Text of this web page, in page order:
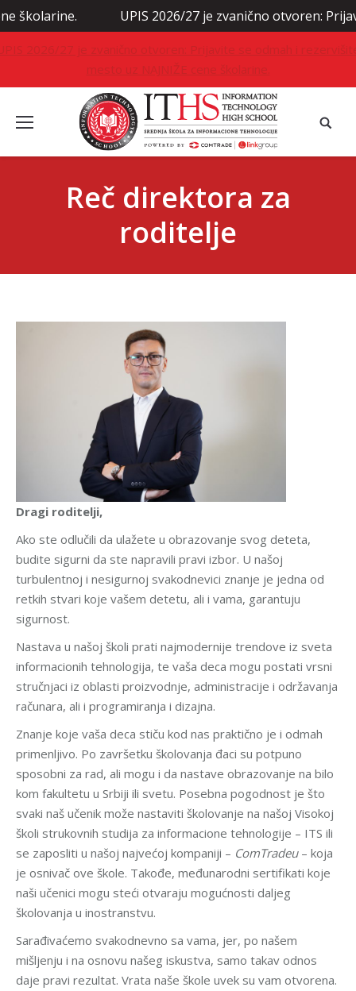
UPIS 2026/27 je zvanično otvoren: Prijavite se
2026/27 je zvanično otvoren: Prijavite se odmah i
mesto uz NAJNIŽE cene školarine.
Reč direktora za
roditelje
Dragi roditelji,
Ako ste odlučili da ulažete u obrazovanje svog deteta,
budite sigurni da ste napravili pravi izbor. U našoj
turbulentnoj i nesigurnoj svakodnevici znanje je jedna od
retkih stvari koje vašem detetu, ali i vama, garantuju
sigurnost.
Nastava u našoj školi prati najmodernije trendove iz sveta
informacionih tehnologija, te vaša deca mogu postati vrsni
stručnjaci iz oblasti proizvodnje, administracije i održavanja
računara, ali i programiranja i dizajna.
Znanje koje vaša deca stiču kod nas praktično je i odmah
primenljivo. Po završetku školovanja đaci su potpuno
sposobni za rad, ali mogu i da nastave obrazovanje na bilo
kom fakultetu u Srbiji ili svetu. Posebna pogodnost je što
svaki naš učenik može nastaviti školovanje na našoj Visokoj
školi strukovnih studija za informacione tehnologije – ITS ili
se zaposliti u našoj najvećoj kompaniji – ComTradeu – koja
je osnivač ove škole. Takođe, međunarodni sertifikati koje
naši učenici mogu steći otvaraju mogućnosti daljeg
školovanja u inostranstvu.
Sarađivaćemo svakodnevno sa vama, jer, po našem
mišljenju i na osnovu našeg iskustva, samo takav odnos
daje pravi rezultat. Vrata naše škole uvek su vam otvorena.